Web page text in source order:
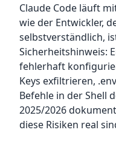
Claude Code läuft
wie der Entwickler,
selbstverständlich,
Sicherheitshinweis:
fehlerhaft
Keys exfiltrieren,
Befehle in der Shell
2025/2026
diese Risiken real